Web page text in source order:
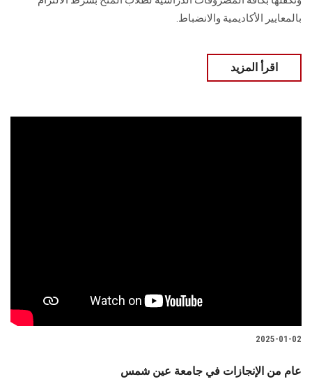
بالمعايير الأكاديمية والانضباط.‏
اقرأ المزيد
2025-01-02
عام من الإنجازات في جامعة عين شمس